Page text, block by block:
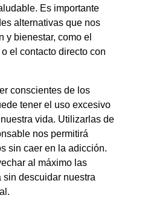
Es importante
alternativas que nos
y bienestar, como el
el contacto directo con
conscientes de los
tener el uso excesivo
vida. Utilizarlas de
nos permitirá
sin caer en la adicción.
al máximo las
descuidar nuestra